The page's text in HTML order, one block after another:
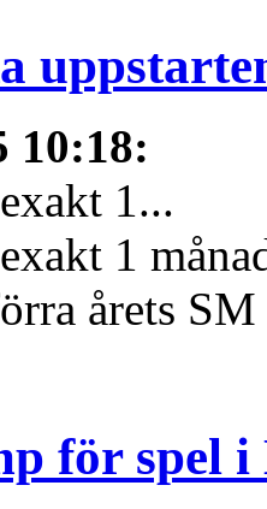
10:18:
1...
1
årets
för spel i